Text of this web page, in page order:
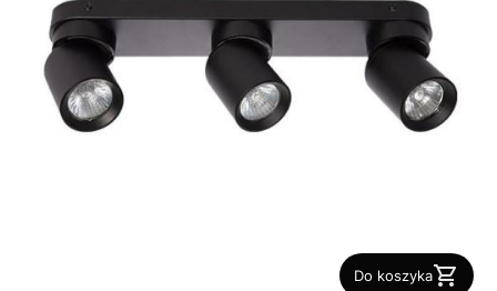
Do koszyka